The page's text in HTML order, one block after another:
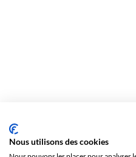
Nous utilisons des cookies